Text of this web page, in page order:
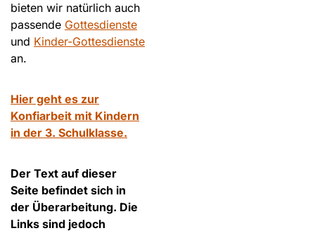
bieten wir natürlich auch
passende Gottesdienste
und Kinder-Gottesdienste
an.
Hier geht es zur
Konfiarbeit mit Kindern
in der 3. Schulklasse.
Der Text auf dieser
Seite befindet sich in
der Überarbeitung. Die
Links sind jedoch